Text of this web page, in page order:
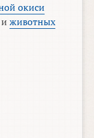
окиси
животных